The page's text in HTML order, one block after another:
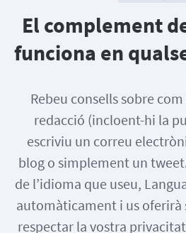
El complement
funciona en
Rebeu consells sobre
redacció (incloent-hi la
escriviu un correu
blog o simplement un
de l’idioma que useu,
automàticament i us oferirà
respectar la vostra